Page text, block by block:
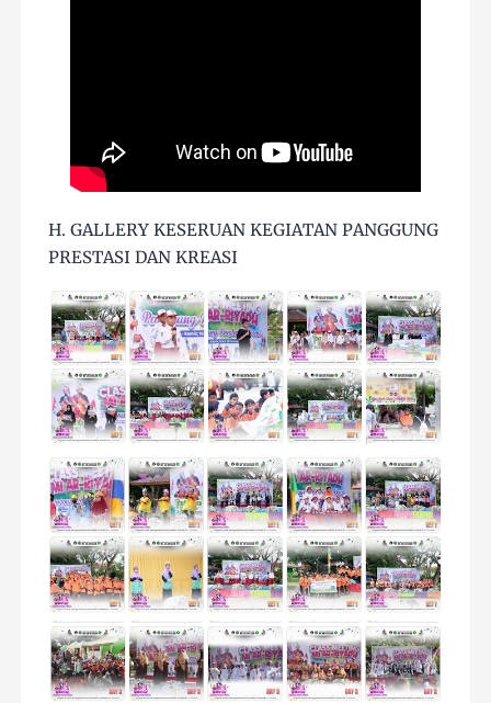
H. GALLERY KESERUAN KEGIATAN PANGGUNG
PRESTASI DAN KREASI